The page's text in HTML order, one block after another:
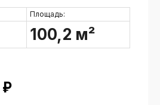
Площадь:
100,2 м²
₽